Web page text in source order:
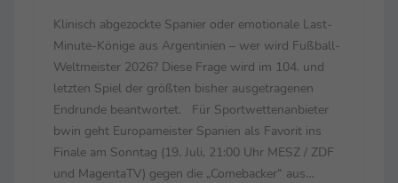
Klinisch abgezockte Spanier oder emotionale Last-
Minute-Könige aus Argentinien – wer wird Fußball-
Weltmeister 2026? Diese Frage wird im 104. und
letzten Spiel der größten bisher ausgetragenen
Endrunde beantwortet. Für Sportwettenanbieter
bwin geht Europameister Spanien als Favorit ins
Finale am Sonntag (19. Juli, 21:00 Uhr MESZ / ZDF
und MagentaTV) gegen die „Comebacker“ aus